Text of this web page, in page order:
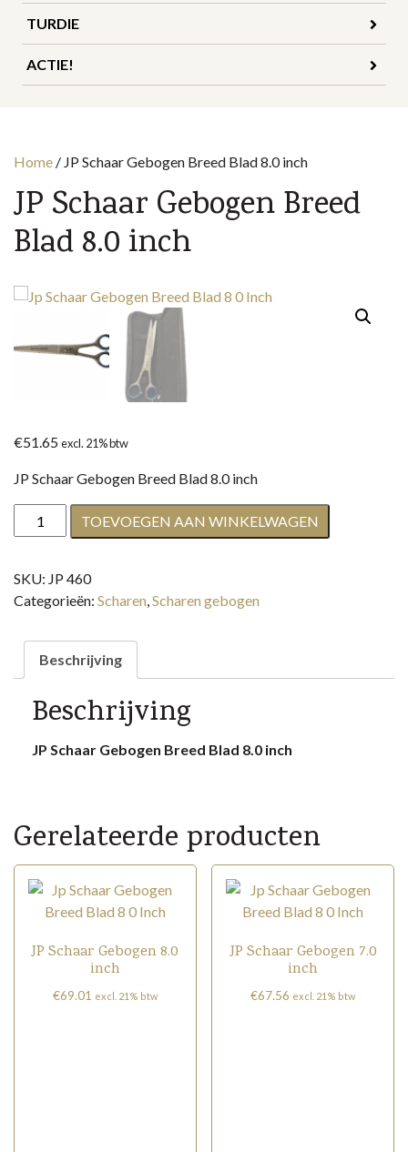
TURDIE
ACTIE!
Home / JP Schaar Gebogen Breed Blad 8.0 inch
JP Schaar Gebogen Breed
Blad 8.0 inch
€51.65excl. 21% btw
JP Schaar Gebogen Breed Blad 8.0 inch
Schaar
Breed
Blad
inch
aantal
TOEVOEGEN AAN WINKELWAGEN
SKU: JP 460
Categorieën: Scharen,Scharen gebogen
Beschrijving
Beschrijving
JP Schaar Gebogen Breed Blad 8.0 inch
Gerelateerde producten
JP Schaar Gebogen 8.0
inch
€69.01 excl. 21% btw
JP Schaar Gebogen 7.0
inch
€67.56 excl. 21% btw